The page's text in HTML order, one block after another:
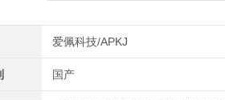
爱佩科技/APKJ
国产